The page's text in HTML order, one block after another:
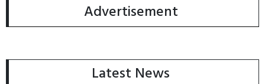
Advertisement
Latest News